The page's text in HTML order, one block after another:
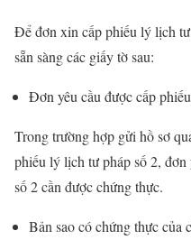
Để đơn xin cấp phiếu lý lịch
sẵn sàng các giấy tờ sau:
Đơn yêu cầu được cấp
Trong trường hợp gửi hồ sơ
phiếu lý lịch tư pháp số 2,
số 2 cần được chứng thực.
Bản sao có chứng thực của